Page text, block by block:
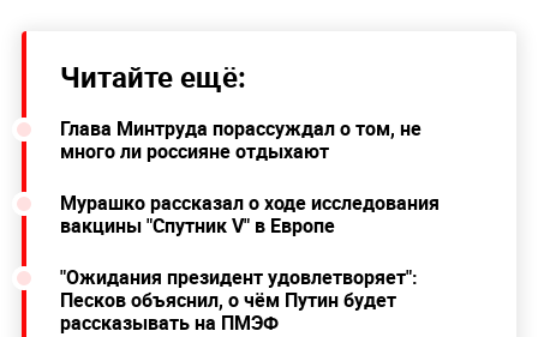
Читайте ещё:
Глава Минтруда порассуждал о том, не
много ли россияне отдыхают
Мурашко рассказал о ходе исследования
вакцины "Спутник V" в Европе
"Ожидания президент удовлетворяет":
Песков объяснил, о чём Путин будет
рассказывать на ПМЭФ